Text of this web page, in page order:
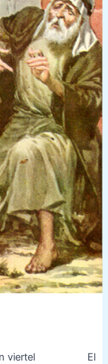
viertel El